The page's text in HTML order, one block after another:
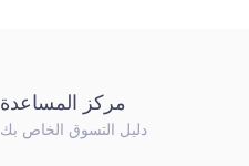
مركز المساعدة
دليل التسوق الخاص بك